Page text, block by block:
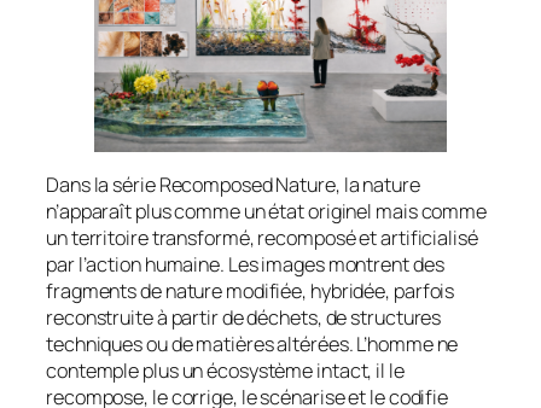
Dans la série Recomposed Nature, la nature
n’apparaît plus comme un état originel mais comme
un territoire transformé, recomposé et artificialisé
par l’action humaine. Les images montrent des
fragments de nature modifiée, hybridée, parfois
reconstruite à partir de déchets, de structures
techniques ou de matières altérées. L’homme ne
contemple plus un écosystème intact, il le
recompose, le corrige, le scénarise et le codifie